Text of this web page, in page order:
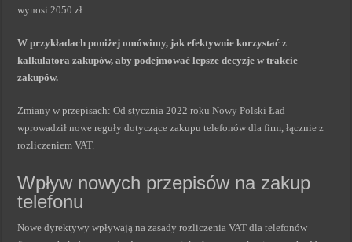
wynosi 2050 zł.
W przykładach poniżej omówimy, jak efektywnie korzystać z
kalkulatora zakupów, aby podejmować lepsze decyzje w trakcie
zakupów.
Zmiany w przepisach: Od stycznia 2022 roku Nowy Polski Ład
wprowadził nowe reguły dotyczące zakupu telefonów dla firm, łącznie z
rozliczeniem VAT.
Wpływ nowych przepisów na zakup
telefonu
Nowe dyrektywy wpływają na zasady rozliczenia VAT dla telefonów